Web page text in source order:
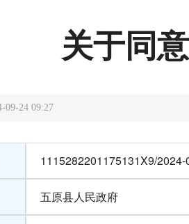
关于同
09-24 09:27
1115282201175131X9/
五原县人民政府